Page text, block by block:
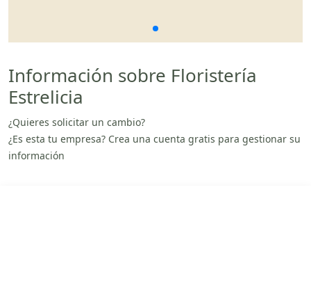
Información sobre Floristería
Estrelicia
¿Quieres solicitar un cambio?
¿Es esta tu empresa? Crea una cuenta gratis para gestionar su
información